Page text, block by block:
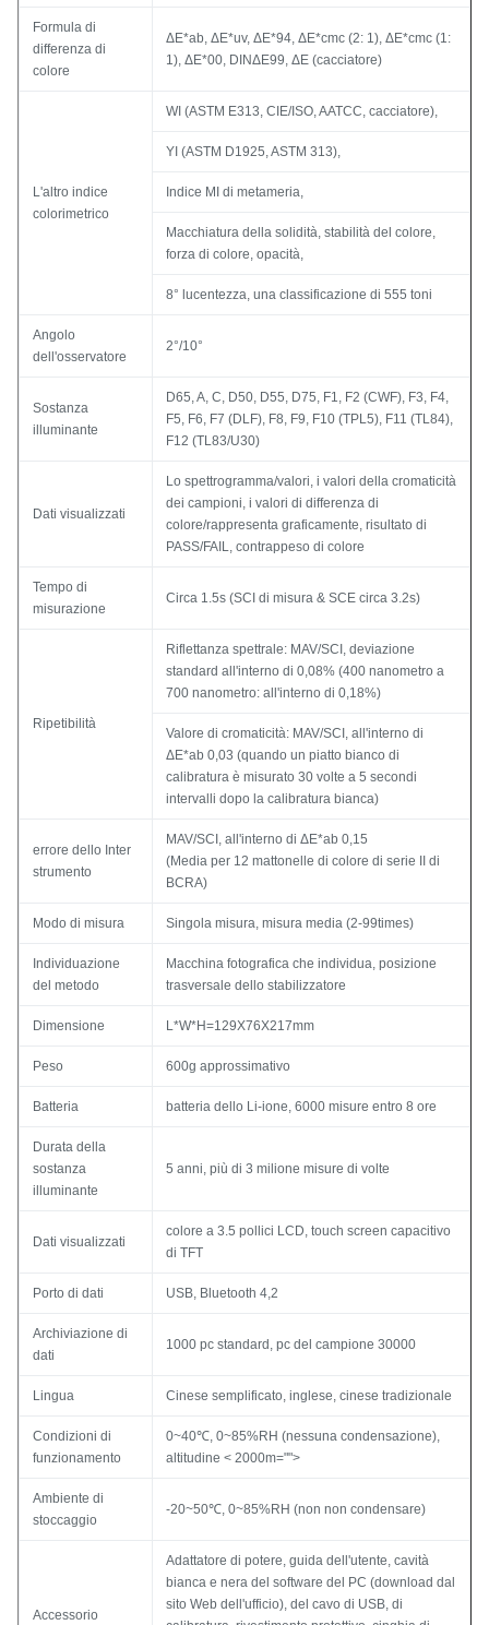
Formula di
differenza di
colore
ΔE*ab, ΔE*uv, ΔE*94, ΔE*cmc (2: 1), ΔE*cmc (1:
1), ΔE*00, DINΔE99, ΔE (cacciatore)
L'altro indice
colorimetrico
WI (ASTM E313, CIE/ISO, AATCC, cacciatore),
YI (ASTM D1925, ASTM 313),
Indice MI di metameria,
Macchiatura della solidità, stabilità del colore,
forza di colore, opacità,
8° lucentezza, una classificazione di 555 toni
Angolo
dell'osservatore
2°/10°
Sostanza
illuminante
D65, A, C, D50, D55, D75, F1, F2 (CWF), F3, F4,
F5, F6, F7 (DLF), F8, F9, F10 (TPL5), F11 (TL84),
F12 (TL83/U30)
Dati visualizzati
Lo spettrogramma/valori, i valori della cromaticità
dei campioni, i valori di differenza di
colore/rappresenta graficamente, risultato di
PASS/FAIL, contrappeso di colore
Tempo di
misurazione
Circa 1.5s (SCI di misura & SCE circa 3.2s)
Ripetibilità
Riflettanza spettrale: MAV/SCI, deviazione
standard all'interno di 0,08% (400 nanometro a
700 nanometro: all'interno di 0,18%)
Valore di cromaticità: MAV/SCI, all'interno di
ΔE*ab 0,03 (quando un piatto bianco di
calibratura è misurato 30 volte a 5 secondi
intervalli dopo la calibratura bianca)
errore dello Inter
strumento
MAV/SCI, all'interno di ΔE*ab 0,15
(Media per 12 mattonelle di colore di serie II di
BCRA)
Modo di misura Singola misura, misura media (2-99times)
Individuazione
del metodo
Macchina fotografica che individua, posizione
trasversale dello stabilizzatore
Dimensione L*W*H=129X76X217mm
Peso 600g approssimativo
Batteria batteria dello Li-ione, 6000 misure entro 8 ore
Durata della
sostanza
illuminante
5 anni, più di 3 milione misure di volte
Dati visualizzati
colore a 3.5 pollici LCD, touch screen capacitivo
di TFT
Porto di dati USB, Bluetooth 4,2
Archiviazione di
dati
1000 pc standard, pc del campione 30000
Lingua Cinese semplificato, inglese, cinese tradizionale
Condizioni di
funzionamento
0~40℃, 0~85%RH (nessuna condensazione),
altitudine < 2000m="">
Ambiente di
stoccaggio
-20~50℃, 0~85%RH (non non condensare)
Accessorio
Adattatore di potere, guida dell'utente, cavità
bianca e nera del software del PC (download dal
sito Web dell'ufficio), del cavo di USB, di